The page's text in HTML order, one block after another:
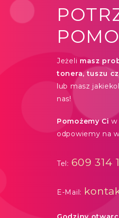
Jeżeli masz
tonera, tuszu
lub masz
nas!
Pomożemy Ci w
odpowiemy na
Tel: 609 314
E-Mail: